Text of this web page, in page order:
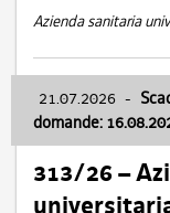
Azienda sanitaria
21.07.2026 -
domande:
313/26 –